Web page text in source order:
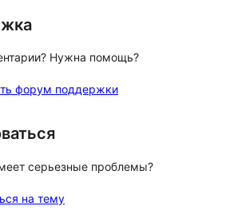
Нужна помощь?
форум поддержки
серьезные проблемы?
на тему